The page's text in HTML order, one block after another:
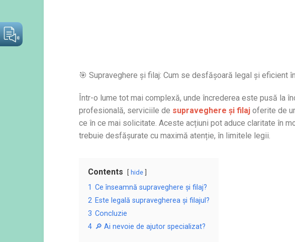
🎯 Supraveghere și filaj: Cum se desfășoară legal și eficient
Într-o lume tot mai complexă, unde încrederea este pusă la
profesională, serviciile de supraveghere și filaj oferite de
ce în ce mai solicitate. Aceste acțiuni pot aduce claritate în
trebuie desfășurate cu maximă atenție, în limitele legii.
Contents hide
1 Ce înseamnă supraveghere și filaj?
2 Este legală supravegherea și filajul?
3 Concluzie
4 🔎 Ai nevoie de ajutor specializat?